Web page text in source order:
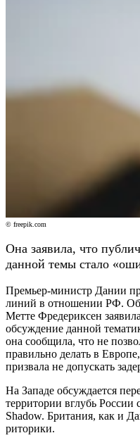
© freepik.com
Она заявила, что
данной темы стало
Премьер-министр Дании
линий в отношении РФ. Об
Метте Фредериксен
обсуждение данной
она сообщила, что не
правильно делать в
призвала не допускать
На Западе обсуждается
территории вглубь
Shadow. Британия, как и
риторики.